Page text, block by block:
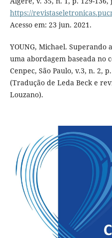
https://
Acesso em: 23 jun. 2021.
YOUNG, Michael.
uma abordagem baseada no
Cenpec, São Paulo, v.3, n. 2,
(Tradução de Leda Beck e
Louzano).